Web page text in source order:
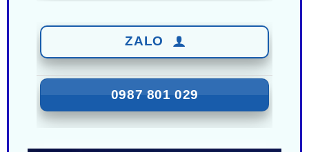
0987 801 029